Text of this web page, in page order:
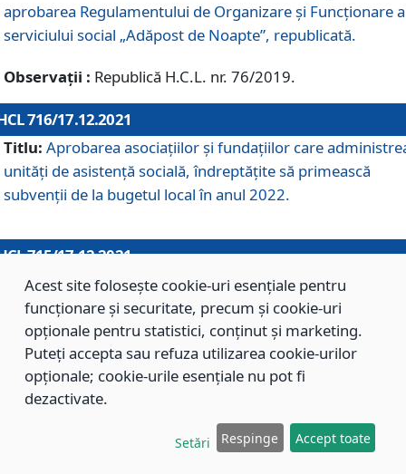
aprobarea Regulamentului de Organizare şi Funcționare
serviciului social „Adăpost de Noapte”, republicată.
Observații : Republică H.C.L. nr. 76/2019.
716/17.12.2021
Titlu: Aprobarea asociaţiilor şi fundaţiilor care
unităţi de asistenţă socială, îndreptăţite să primească
subvenţii de la bugetul local în anul 2022.
715/17.12.2021
Titlu: Aprobarea Planului de acţiuni sau lucrări de interes
local pentru anul 2022.
714/17.12.2021
Titlu: Modificarea Anexei la H.C.L. nr. 709/2020 privind
aprobarea Regulamentului de Organizare şi Funcţionare
Direcţiei de Asistenţă Socială Braşov.
Acest site folosește cookie-uri esențiale pentru
funcționare și securitate, precum și cookie-uri
opționale pentru statistici, conținut și marketing.
Puteți accepta sau refuza utilizarea cookie-urilor
opționale; cookie-urile esențiale nu pot fi
dezactivate.
Setări Respinge Accept toate